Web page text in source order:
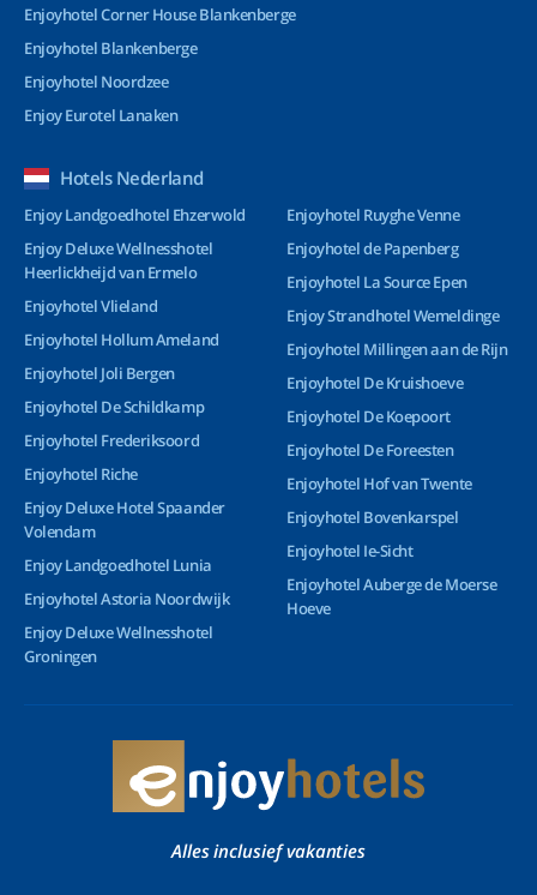
Enjoyhotel Corner House Blankenberge
Enjoyhotel Blankenberge
Enjoyhotel Noordzee
Enjoy Eurotel Lanaken
Hotels Nederland
Enjoy Landgoedhotel Ehzerwold
Enjoy Deluxe Wellnesshotel
Heerlickheijd van Ermelo
Enjoyhotel Vlieland
Enjoyhotel Hollum Ameland
Enjoyhotel Joli Bergen
Enjoyhotel De Schildkamp
Enjoyhotel Frederiksoord
Enjoyhotel Riche
Enjoy Deluxe Hotel Spaander
Volendam
Enjoy Landgoedhotel Lunia
Enjoyhotel Astoria Noordwijk
Enjoy Deluxe Wellnesshotel
Groningen
Enjoyhotel Ruyghe Venne
Enjoyhotel de Papenberg
Enjoyhotel La Source Epen
Enjoy Strandhotel Wemeldinge
Enjoyhotel Millingen aan de Rijn
Enjoyhotel De Kruishoeve
Enjoyhotel De Koepoort
Enjoyhotel De Foreesten
Enjoyhotel Hof van Twente
Enjoyhotel Bovenkarspel
Enjoyhotel Ie-Sicht
Enjoyhotel Auberge de Moerse
Hoeve
Alles inclusief vakanties